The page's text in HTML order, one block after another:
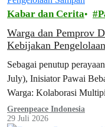
Kabar dan Cerita
Warga dan Pemprov
Kebijakan
Sebagai penutup
July), Inisiator Pawai
Warga: Kolaborasi
Kebijakan Pengelolaan
Pusat. Forum yang
Greenpeace Indonesia
29 Juli 2026